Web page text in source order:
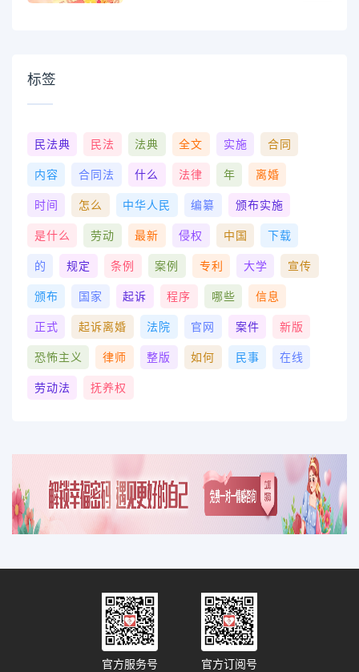
标签
民法典 民法 法典 全文 实施 合同
内容 合同法 什么 法律 年 离婚
时间 怎么 中华人民 编纂 颁布实施
是什么 劳动 最新 侵权 中国 下载
的 规定 条例 案例 专利 大学 宣传
颁布 国家 起诉 程序 哪些 信息
正式 起诉离婚 法院 官网 案件 新版
恐怖主义 律师 整版 如何 民事 在线
劳动法 抚养权
官方服务号 官方订阅号